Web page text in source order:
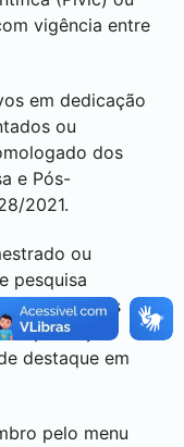
vigência entre
em dedicação
ou
dos
e Pós-
2021.
ou
pesquisa
Carlos
e produção
destaque em
pelo menu